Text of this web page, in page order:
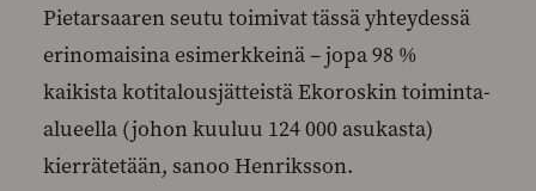
Pietarsaaren seutu toimivat tässä yhteydessä
erinomaisina esimerkkeinä – jopa 98 %
kaikista kotitalousjätteistä Ekoroskin toiminta-
alueella (johon kuuluu 124 000 asukasta)
kierrätetään, sanoo Henriksson.